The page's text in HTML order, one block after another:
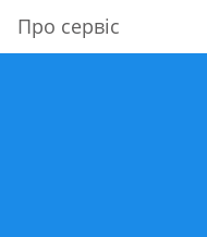
Про сервіс